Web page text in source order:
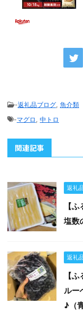
-返礼品ブログ, 魚介類
-マグロ, 中トロ
関連記事
返礼
【
塩数
返礼
【
ルー
♪（